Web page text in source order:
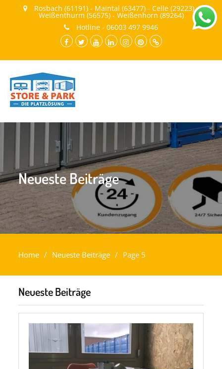
Rosbach (61191) - Maintal (63477) - Celle (29223) -
Weißenthurm (56575) - Weißenhorn (89264)
Hotline - 06003 497 9946
Richtlinie
Neueste Beiträge
Home Neueste Beiträge Page 5
Neueste Beiträge